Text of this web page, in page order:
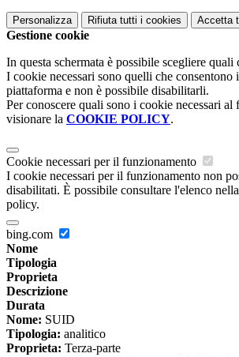
Personalizza Rifiuta tutti i cookies Accetta
Gestione cookie
In questa schermata è possibile scegliere quali
I cookie necessari sono quelli che consentono
piattaforma e non è possibile disabilitarli.
Per conoscere quali sono i cookie necessari al
visionare la COOKIE POLICY.
Cookie necessari per il funzionamento
I cookie necessari per il funzionamento non
disabilitati. È possibile consultare l'elenco
policy.
bing.com
Nome
Tipologia
Proprieta
Descrizione
Durata
Nome: SUID
Tipologia: analitico
Proprieta: Terza-parte